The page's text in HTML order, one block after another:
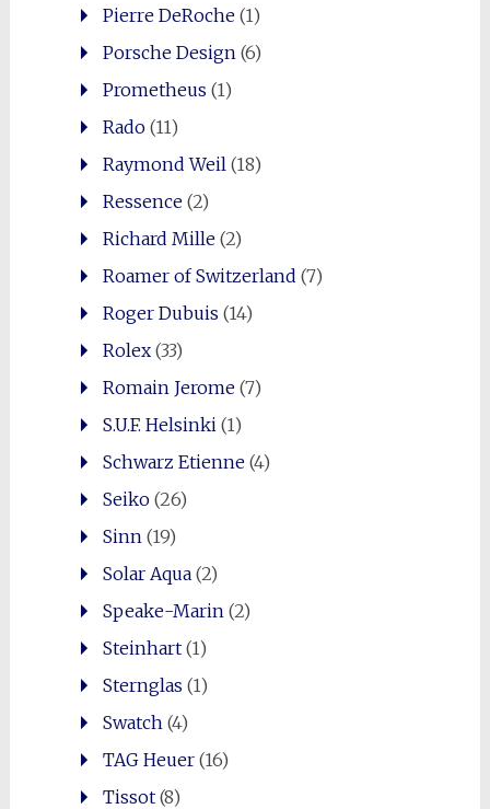
Pierre DeRoche(1)
Porsche Design (6)
Prometheus (1)
Rado(11)
Raymond Weil (18)
Ressence(2)
Richard Mille(2)
Roamer of Switzerland (7)
Roger Dubuis (14)
Rolex(33)
Romain Jerome(7)
S.U.F. Helsinki (1)
Schwarz Etienne(4)
Seiko(26)
Sinn (19)
Solar Aqua(2)
Speake-Marin (2)
Steinhart(1)
Sternglas (1)
Swatch (4)
TAG Heuer(16)
Tissot(8)